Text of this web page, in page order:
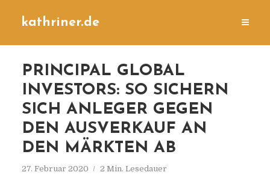
kathriner.de
PRINCIPAL GLOBAL
INVESTORS: SO SICHERN
SICH ANLEGER GEGEN
DEN AUSVERKAUF AN
DEN MÄRKTEN AB
27. Februar 2020 2 Min. Lesedauer